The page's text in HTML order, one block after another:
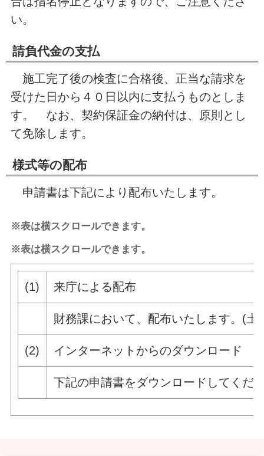
い。
請負代金の支払
施工完了後の検査に合格後、正当な請求を
受けた日から４０日以内に支払うものとしま
す。 なお、契約保証金の納付は、原則とし
て免除します。
様式等の配布
申請書は下記により配布いたします。
※表は横スクロールできます。
※表は横スクロールできます。
(1) 来庁による配布
財務課において、配布いたします。(
(2) インターネットからのダウンロード
下記の申請書をダウンロードしてくだ